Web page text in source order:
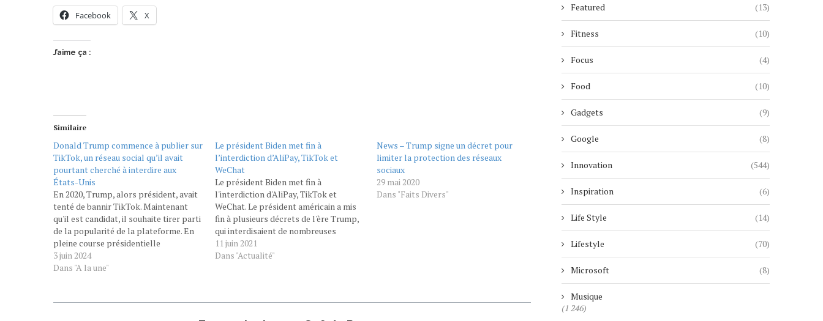
Facebook X
J’aime ça :
Similaire
Donald Trump commence à publier sur
TikTok, un réseau social qu’il avait
pourtant cherché à interdire aux
États-Unis
En 2020, Trump, alors président, avait
tenté de bannir TikTok. Maintenant
qu'il est candidat, il souhaite tirer parti
de la popularité de la plateforme. En
pleine course présidentielle
américaine, Donald Trump change de
cap. L'ex-président américain a ouvert
très…
3 juin 2024
Dans "A la une"
Le président Biden met fin à
l’interdiction d’AliPay, TikTok et
WeChat
Le président Biden met fin à
l'interdiction d'AliPay, TikTok et
WeChat. Le président américain a mis
fin à plusieurs décrets de l'ère Trump,
qui interdisaient de nombreuses
applications chinoises – notamment
AliPay, TikTok et WeChat – dans les
11 juin 2021
Dans "Actualité"
News – Trump signe un décret pour
limiter la protection des réseaux
sociaux
29 mai 2020
Dans "Faits Divers"
Featured (13)
Fitness (10)
Focus (4)
Food (10)
Gadgets (9)
Google (8)
Innovation (544)
Inspiration (6)
Life Style (14)
Lifestyle (70)
Microsoft (8)
Musique
(1 246)